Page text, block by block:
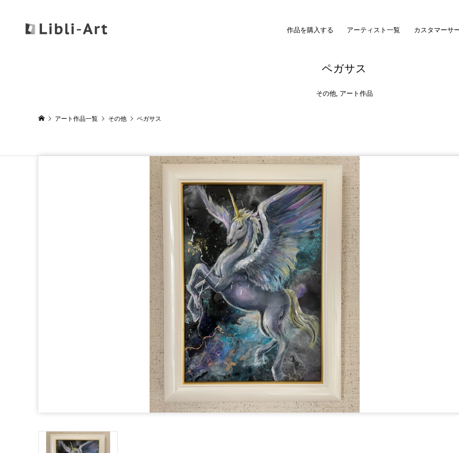
作品を購入する アーティスト一覧 カスタマーサ
ペガサス
その他, アート作品
アート作品一覧 その他 ペガサス